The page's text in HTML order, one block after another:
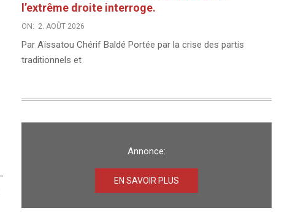
l’extrême droite interroge.
ON: 2. AOÛT 2026
Par Aïssatou Chérif Baldé Portée par la crise des partis
traditionnels et
Annonce:
EN SAVOIR PLUS